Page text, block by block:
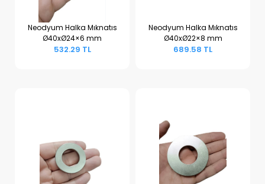
Sepete Ekle
Neodyum Halka Mıknatıs
Ø40xØ24×6 mm
532.29 TL
Sepete Ekle
Neodyum Halka Mıknatıs
Ø40xØ22×8 mm
689.58 TL